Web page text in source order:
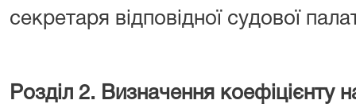
секретаря відповідної судової
Розділ 2. Визначення коефіцієнту